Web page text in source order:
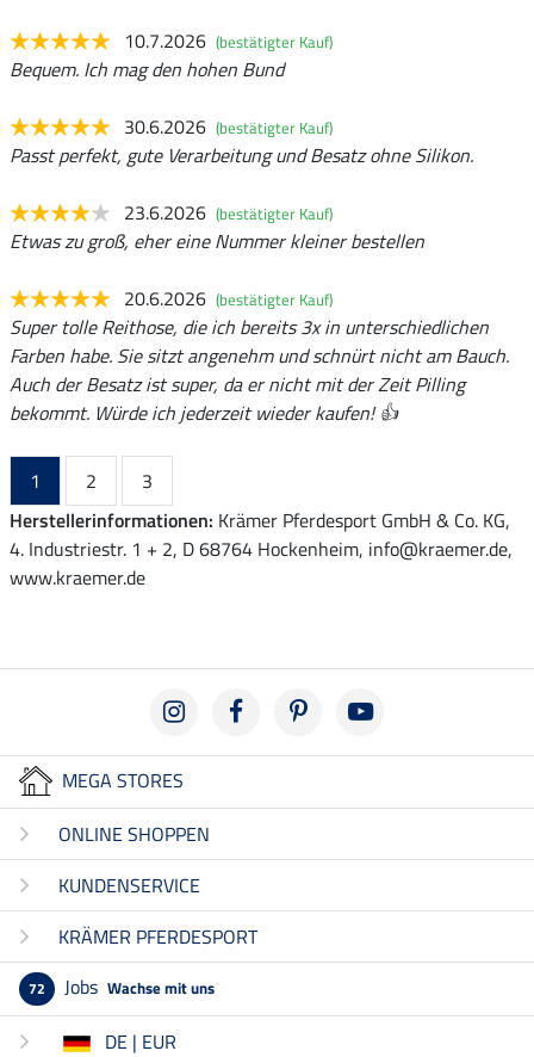
10.7.2026 (bestätigter Kauf)
Bequem. Ich mag den hohen Bund
30.6.2026 (bestätigter Kauf)
Passt perfekt, gute Verarbeitung und Besatz ohne Silikon.
23.6.2026 (bestätigter Kauf)
Etwas zu groß, eher eine Nummer kleiner bestellen
20.6.2026 (bestätigter Kauf)
Super tolle Reithose, die ich bereits 3x in unterschiedlichen
Farben habe. Sie sitzt angenehm und schnürt nicht am Bauch.
Auch der Besatz ist super, da er nicht mit der Zeit Pilling
bekommt. Würde ich jederzeit wieder kaufen! 👍
1 2
3
Herstellerinformationen: Krämer Pferdesport GmbH & Co. KG,
4. Industriestr. 1 + 2, D 68764 Hockenheim, info@kraemer.de,
www.kraemer.de
MEGA STORES
ONLINE SHOPPEN
KUNDENSERVICE
KRÄMER PFERDESPORT
72 Jobs Wachse mit uns
DE | EUR